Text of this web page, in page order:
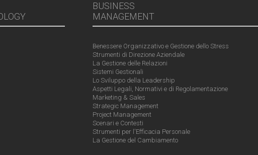
BUSINESS
MANAGEMENT
Benessere Organizzativo e Gestione dello Stress
Strumenti di Direzione Aziendale
La Gestione delle Relazioni
Sistemi Gestionali
Lo Sviluppo della Leadership
Aspetti Legali, Normativi e di Regolamentazione
Marketing & Sales
Strategic Management
Project Management
Scenari e Contesti
Strumenti per l'Efficacia Personale
La Gestione del Cambiamento